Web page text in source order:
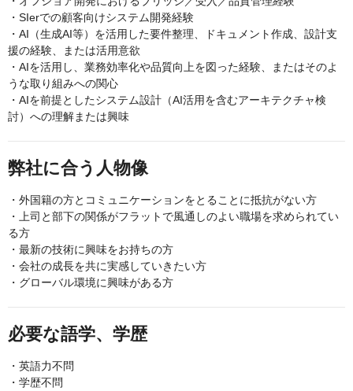
・SIerでの顧客向けシステム開発経験
・AI（生成AI等）を活用した要件整理、ドキュメント作成、設計支
援の経験、または活用意欲
・AIを活用し、業務効率化や品質向上を図った経験、またはそのよ
うな取り組みへの関心
・AIを前提としたシステム設計（AI活用を含むアーキテクチャ検
討）への理解または興味
弊社に合う人物像
・外国籍の方とコミュニケーションをとることに抵抗がない方
・上司と部下の関係がフラットで風通しのよい職場を求められてい
る方
・最新の技術に興味をお持ちの方
・会社の成長を共に実感していきたい方
・グローバル環境に興味がある方
必要な語学、学歴
・英語力不問
・学歴不問